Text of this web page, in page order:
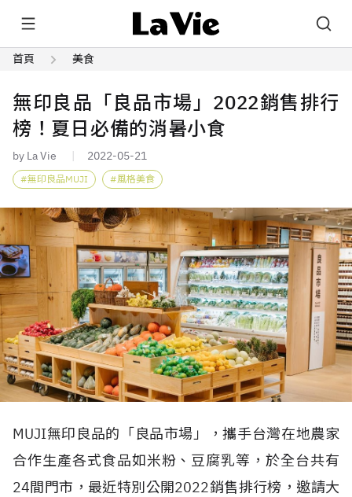
首頁 美食
無印良品「良品市場」2022銷售排行
榜！夏日必備的消暑小食
by La Vie 2022-05-21
無印良品MUJI 風格美食
MUJI無印良品的「良品市場」，攜手台灣在地農家
合作生產各式食品如米粉、豆腐乳等，於全台共有
24間門市，最近特別公開2022銷售排行榜，邀請大